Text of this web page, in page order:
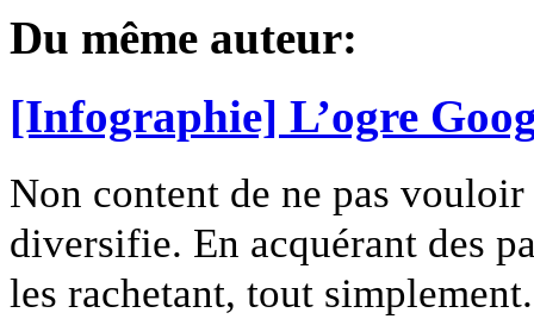
Du même auteur:
[Infographie] L’ogre
Non content de ne pas
diversifie. En acquérant des
les rachetant, tout simplement.